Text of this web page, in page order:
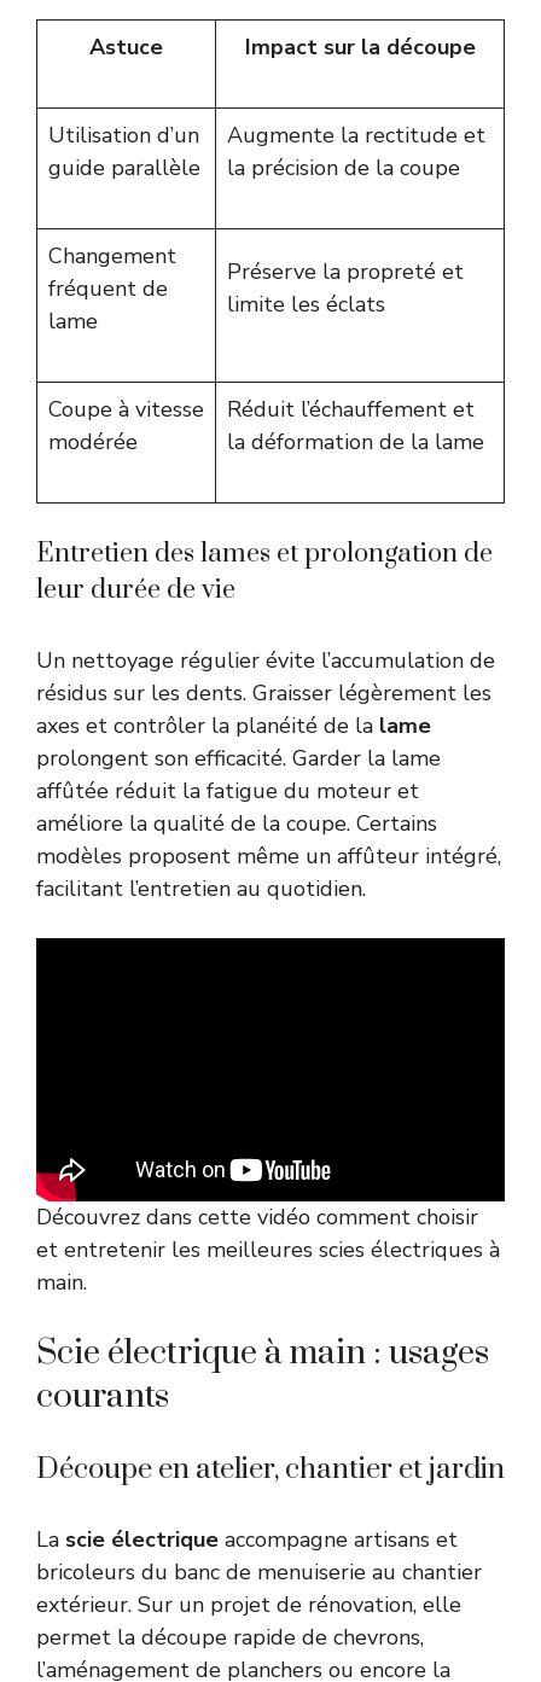
Astuce Impact sur la découpe
Utilisation d’un
guide parallèle
Augmente la rectitude et
la précision de la coupe
Changement
fréquent de
lame
Préserve la propreté et
limite les éclats
Coupe à vitesse
modérée
Réduit l’échauffement et
la déformation de la lame
Entretien des lames et prolongation de
leur durée de vie
Un nettoyage régulier évite l’accumulation de
résidus sur les dents. Graisser légèrement les
axes et contrôler la planéité de la lame
prolongent son efficacité. Garder la lame
affûtée réduit la fatigue du moteur et
améliore la qualité de la coupe. Certains
modèles proposent même un affûteur intégré,
facilitant l’entretien au quotidien.
Découvrez dans cette vidéo comment choisir
et entretenir les meilleures scies électriques à
main.
Scie électrique à main : usages
courants
Découpe en atelier, chantier et jardin
La scie électrique accompagne artisans et
bricoleurs du banc de menuiserie au chantier
extérieur. Sur un projet de rénovation, elle
permet la découpe rapide de chevrons,
l’aménagement de planchers ou encore la